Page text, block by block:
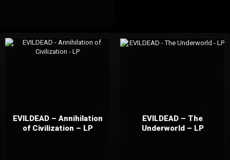
EVILDEAD – Annihilation
of Civilization – LP
EVILDEAD – The
Underworld – LP